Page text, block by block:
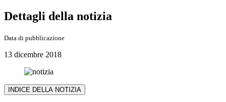
Dettagli della notizia
Data di pubblicazione
13 dicembre 2018
INDICE DELLA NOTIZIA